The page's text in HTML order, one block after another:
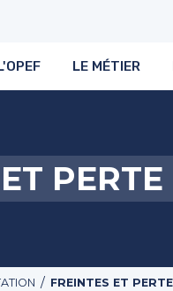
LE MÉTIER
/ FREINTES ET